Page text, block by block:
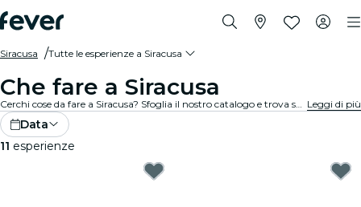
Siracusa Tutte le esperienze a Siracusa
Che fare a Siracusa
Cerchi cose da fare a Siracusa? Sfoglia il nostro catalogo e trova subito le migliori esperienze e attività nella tua città. Leggi di più
Data
11 esperienze